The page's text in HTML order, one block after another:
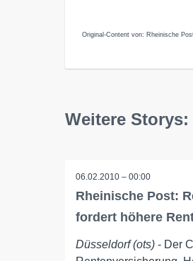
Original-Content von: Rheinische
Weitere
06.02.2010 – 00:00
Rheinische Post:
fordert höhere
Düsseldorf (ots) - Der